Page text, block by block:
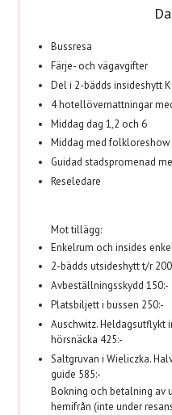
Bussresa
Färje- och vägavgifter
Del i 2-bädds insideshytt
4 hotellövernattningar
Middag dag 1,2 och 6
Middag med folkloreshow
Guidad stadspromenad
Reseledare
Mot tillägg:
Enkelrum och insides
2-bädds utsideshytt t/r
Avbeställningsskydd 150:-
Platsbiljett i bussen 250:-
Auschwitz. Heldagsutflykt
hörsnäcka 425:-
Saltgruvan i Wieliczka.
guide 585:-
Bokning och betalning av
hemifrån (inte under